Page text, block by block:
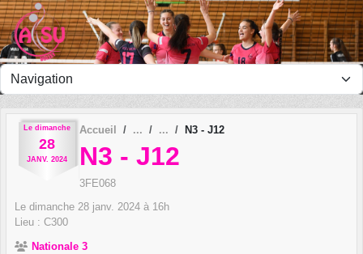
Le dimanche
28
JANV. 2024
Accueil N3 - J12
N3 - J12
3FE068
Le dimanche 28 janv. 2024 à 16h
Lieu : C300
Nationale 3
Panneau de gestion des cookies